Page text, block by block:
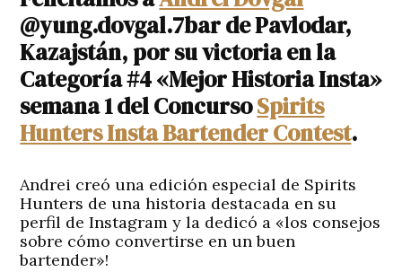
@yung.dovgal.7bar de Pavlodar,
Kazajstán, por su victoria en la
Categoría #4 «Mejor Historia Insta»
semana 1 del ConcursoSpirits
Hunters Insta Bartender Contest.
Andrei creó una edición especial de Spirits
Hunters de una historia destacada en su
perfil de Instagram y la dedicó a «los consejos
sobre cómo convertirse en un buen
bartender»!